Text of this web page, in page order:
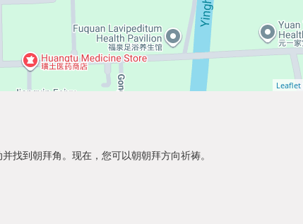
Leaflet
找到朝拜角。现在，您可以朝朝拜方向祈祷。